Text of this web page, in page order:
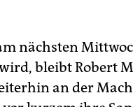
nächsten
bleibt Robert
an der